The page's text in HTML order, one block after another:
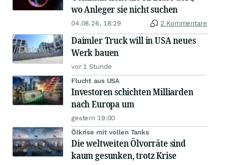
wo Anleger sie nicht suchen
04.08.26, 18:29 2 Kommentare
Daimler Truck will in USA neues
Werk bauen
vor 1 Stunde
Flucht aus USA
Investoren schichten Milliarden
nach Europa um
gestern 19:00
Ölkrise mit vollen Tanks
Die weltweiten Ölvorräte sind
kaum gesunken, trotz Krise